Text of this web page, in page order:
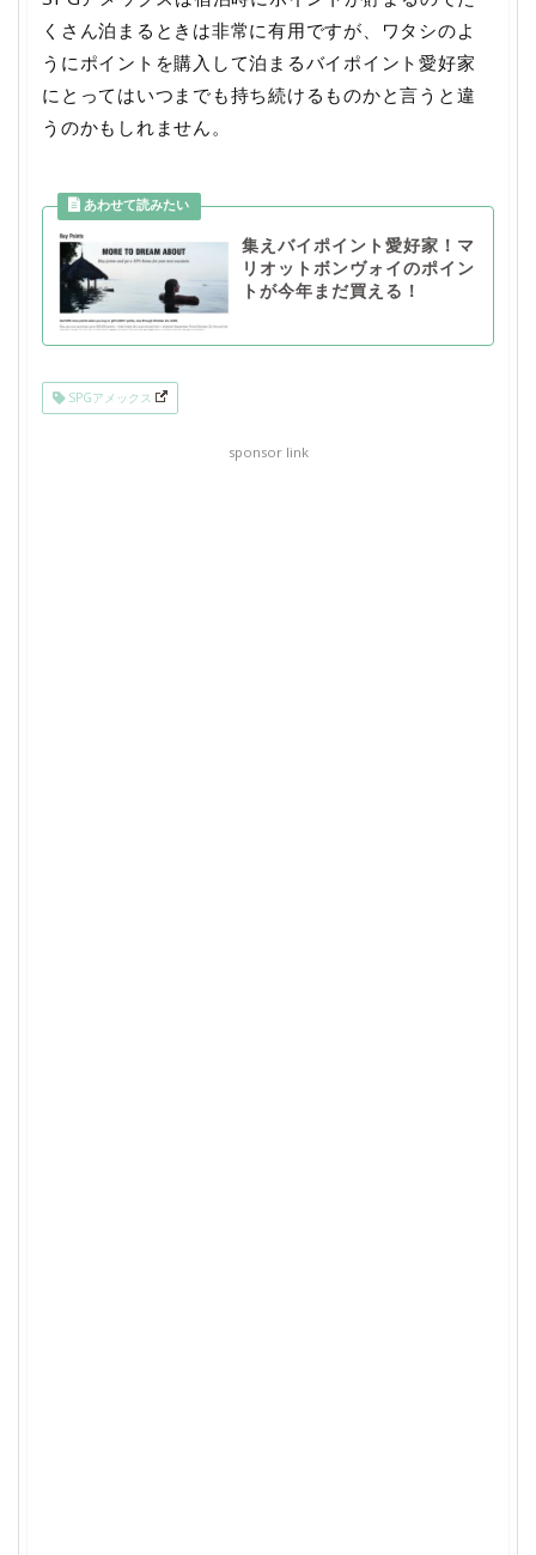
くさん泊まるときは非常に有用ですが、ワタシのよ
うにポイントを購入して泊まるバイポイント愛好家
にとってはいつまでも持ち続けるものかと言うと違
うのかもしれません。
集えバイポイント愛好家！マ
リオットボンヴォイのポイン
トが今年まだ買える！
SPGアメックス
sponsor link